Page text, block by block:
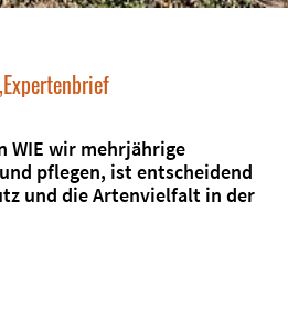
WIE wir mehrjährige
pflegen, ist entscheidend
und die Artenvielfalt in der